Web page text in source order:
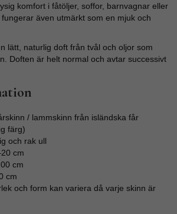
komfort i fåtöljer, soffor, barnvagnar eller
även utmärkt som en mjuk och
lätt, naturlig doft från tvål och oljor som
Doften är helt normal och avtar successivt
/ lammskinn från isländska får
färg)
och rak ull
cm
cm
cm
och form kan variera då varje skinn är